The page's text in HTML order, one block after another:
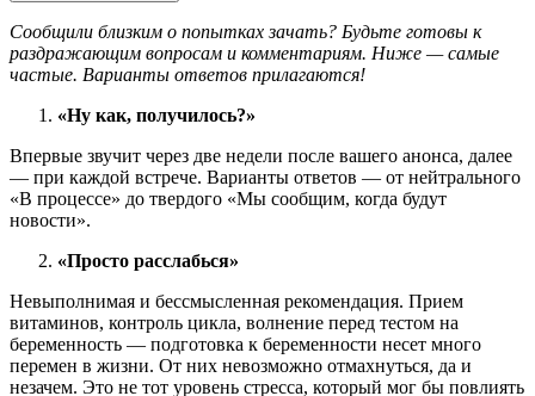
Сообщили близким о попытках зачать? Будьте готовы к
раздражающим вопросам и комментариям. Ниже — самые
частые. Варианты ответов прилагаются!
«Ну как, получилось?»
Впервые звучит через две недели после вашего анонса, далее
— при каждой встрече. Варианты ответов — от нейтрального
«В процессе» до твердого «Мы сообщим, когда будут
новости».
«Просто расслабься»
Невыполнимая и бессмысленная рекомендация. Прием
витаминов, контроль цикла, волнение перед тестом на
беременность — подготовка к беременности несет много
перемен в жизни. От них невозможно отмахнуться, да и
незачем. Это не тот уровень стресса, который мог бы повлиять